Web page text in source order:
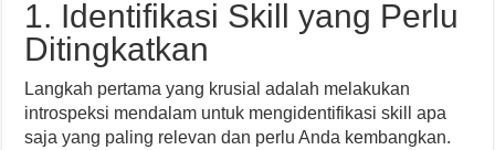
1. Identifikasi Skill yang Perlu
Ditingkatkan
Langkah pertama yang krusial adalah melakukan
introspeksi mendalam untuk mengidentifikasi skill apa
saja yang paling relevan dan perlu Anda kembangkan.